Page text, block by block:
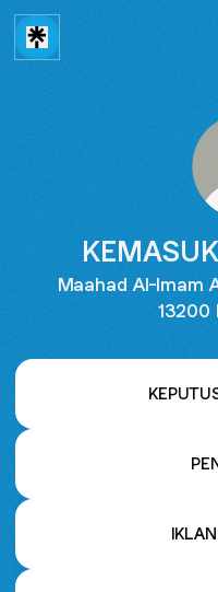
Maahad Al-Imam
13200